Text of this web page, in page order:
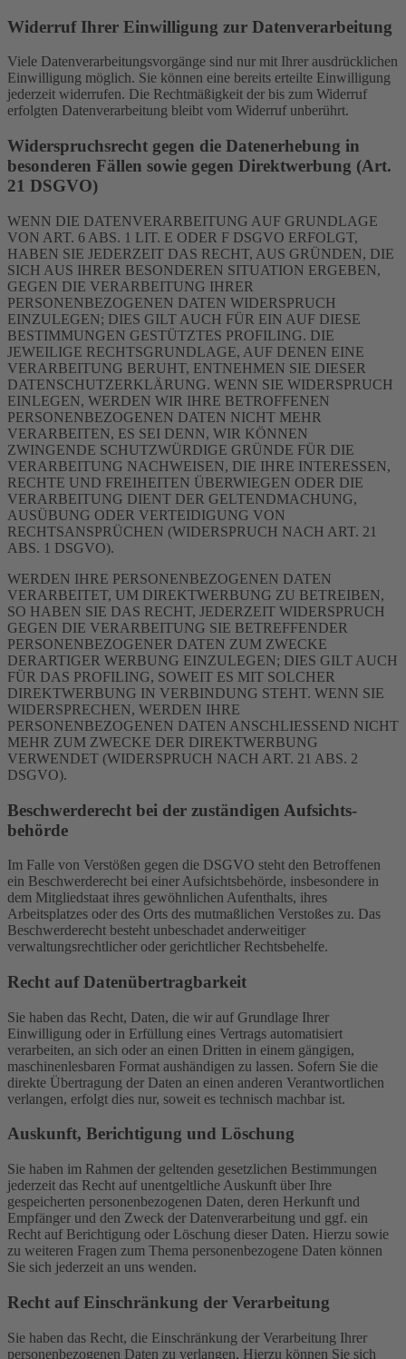
Widerruf Ihrer Einwilligung zur Datenverarbeitung
Viele Datenverarbeitungsvorgänge sind nur mit Ihrer ausdrücklichen
Einwilligung möglich. Sie können eine bereits erteilte Einwilligung
jederzeit widerrufen. Die Rechtmäßigkeit der bis zum Widerruf
erfolgten Datenverarbeitung bleibt vom Widerruf unberührt.
Widerspruchsrecht gegen die Datenerhebung in
besonderen Fällen sowie gegen Direktwerbung (Art.
21 DSGVO)
WENN DIE DATENVERARBEITUNG AUF GRUNDLAGE
VON ART. 6 ABS. 1 LIT. E ODER F DSGVO ERFOLGT,
HABEN SIE JEDERZEIT DAS RECHT, AUS GRÜNDEN, DIE
SICH AUS IHRER BESONDEREN SITUATION ERGEBEN,
GEGEN DIE VERARBEITUNG IHRER
PERSONENBEZOGENEN DATEN WIDERSPRUCH
EINZULEGEN; DIES GILT AUCH FÜR EIN AUF DIESE
BESTIMMUNGEN GESTÜTZTES PROFILING. DIE
JEWEILIGE RECHTSGRUNDLAGE, AUF DENEN EINE
VERARBEITUNG BERUHT, ENTNEHMEN SIE DIESER
DATENSCHUTZERKLÄRUNG. WENN SIE WIDERSPRUCH
EINLEGEN, WERDEN WIR IHRE BETROFFENEN
PERSONENBEZOGENEN DATEN NICHT MEHR
VERARBEITEN, ES SEI DENN, WIR KÖNNEN
ZWINGENDE SCHUTZWÜRDIGE GRÜNDE FÜR DIE
VERARBEITUNG NACHWEISEN, DIE IHRE INTERESSEN,
RECHTE UND FREIHEITEN ÜBERWIEGEN ODER DIE
VERARBEITUNG DIENT DER GELTENDMACHUNG,
AUSÜBUNG ODER VERTEIDIGUNG VON
RECHTSANSPRÜCHEN (WIDERSPRUCH NACH ART. 21
ABS. 1 DSGVO).
WERDEN IHRE PERSONENBEZOGENEN DATEN
VERARBEITET, UM DIREKTWERBUNG ZU BETREIBEN,
SO HABEN SIE DAS RECHT, JEDERZEIT WIDERSPRUCH
GEGEN DIE VERARBEITUNG SIE BETREFFENDER
PERSONENBEZOGENER DATEN ZUM ZWECKE
DERARTIGER WERBUNG EINZULEGEN; DIES GILT AUCH
FÜR DAS PROFILING, SOWEIT ES MIT SOLCHER
DIREKTWERBUNG IN VERBINDUNG STEHT. WENN SIE
WIDERSPRECHEN, WERDEN IHRE
PERSONENBEZOGENEN DATEN ANSCHLIESSEND NICHT
MEHR ZUM ZWECKE DER DIREKTWERBUNG
VERWENDET (WIDERSPRUCH NACH ART. 21 ABS. 2
DSGVO).
Beschwerde­recht bei der zuständigen Aufsichts­
behörde
Im Falle von Verstößen gegen die DSGVO steht den Betroffenen
ein Beschwerderecht bei einer Aufsichtsbehörde, insbesondere in
dem Mitgliedstaat ihres gewöhnlichen Aufenthalts, ihres
Arbeitsplatzes oder des Orts des mutmaßlichen Verstoßes zu. Das
Beschwerderecht besteht unbeschadet anderweitiger
verwaltungsrechtlicher oder gerichtlicher Rechtsbehelfe.
Recht auf Daten­übertrag­barkeit
Sie haben das Recht, Daten, die wir auf Grundlage Ihrer
Einwilligung oder in Erfüllung eines Vertrags automatisiert
verarbeiten, an sich oder an einen Dritten in einem gängigen,
maschinenlesbaren Format aushändigen zu lassen. Sofern Sie die
direkte Übertragung der Daten an einen anderen Verantwortlichen
verlangen, erfolgt dies nur, soweit es technisch machbar ist.
Auskunft, Berichtigung und Löschung
Sie haben im Rahmen der geltenden gesetzlichen Bestimmungen
jederzeit das Recht auf unentgeltliche Auskunft über Ihre
gespeicherten personenbezogenen Daten, deren Herkunft und
Empfänger und den Zweck der Datenverarbeitung und ggf. ein
Recht auf Berichtigung oder Löschung dieser Daten. Hierzu sowie
zu weiteren Fragen zum Thema personenbezogene Daten können
Sie sich jederzeit an uns wenden.
Recht auf Einschränkung der Verarbeitung
Sie haben das Recht, die Einschränkung der Verarbeitung Ihrer
personenbezogenen Daten zu verlangen. Hierzu können Sie sich